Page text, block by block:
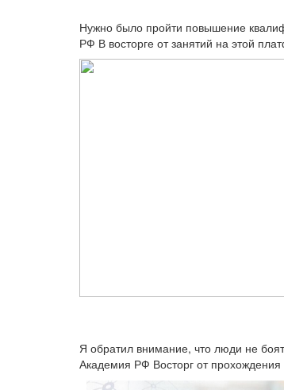
Нужно было пройти повышение
РФ В восторге от занятий на этой
Я обратил внимание, что люди не
Академия РФ Восторг от